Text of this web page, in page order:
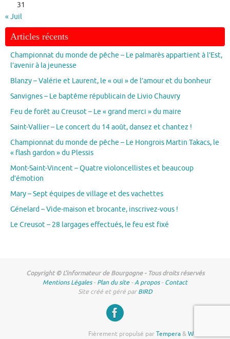
31
« Juil
Articles récents
Championnat du monde de pêche – Le palmarès appartient à l’Est,
l’avenir à la jeunesse
Blanzy – Valérie et Laurent, le « oui » de l’amour et du bonheur
Sanvignes – Le baptême républicain de Livio Chauvry
Feu de forêt au Creusot – Le « grand merci » du maire
Saint-Vallier – Le concert du 14 août, dansez et chantez !
Championnat du monde de pêche – Le Hongrois Martin Takacs, le
« flash gardon » du Plessis
Mont-Saint-Vincent – Quatre violoncellistes et beaucoup
d’émotion
Mary – Sept équipes de village et des vachettes
Génelard – Vide-maison et brocante, inscrivez-vous !
Le Creusot – 28 largages effectués, le feu est fixé
Copyright © L'informateur de Bourgogne - Tous droits réservés
Mentions Légales- Plan du site -A propos- Contact
Site créé et géré parBIRD
Fièrement propulsé parTempera&WordPress.